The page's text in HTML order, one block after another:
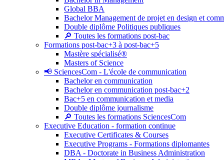
Global BBA
Bachelor Management de projet en design et
Double diplôme Politiques publiques
🔎 Toutes les formations post-bac
Formations post-bac+3 à post-bac+5
Mastère spécialisé®
Masters of Science
📢 SciencesCom - L'école de communication
Bachelor en communication
Bachelor en communication post-bac+2
Bac+5 en communication et media
Double diplôme journalisme
🔎 Toutes les formations SciencesCom
Executive Education - formation continue
Executive Certificates & Courses
Executive Programs - Formations diplomantes
DBA - Doctorate in Business Administration